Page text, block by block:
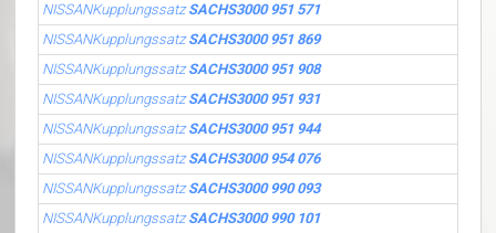
NISSANKupplungssatzSACHS3000 951 571
NISSANKupplungssatzSACHS3000 951 869
NISSANKupplungssatzSACHS3000 951 908
NISSANKupplungssatzSACHS3000 951 931
NISSANKupplungssatzSACHS3000 951 944
NISSANKupplungssatzSACHS3000 954 076
NISSANKupplungssatzSACHS3000 990 093
NISSANKupplungssatzSACHS3000 990 101